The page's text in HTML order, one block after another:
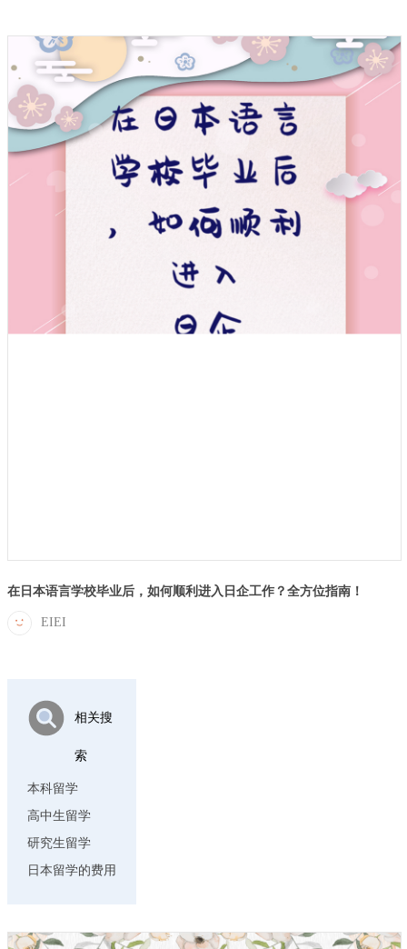
在日本语言学校毕业后，如何顺利进入日企工作？全方位指南！
EIEI
相关搜
索
本科留学
高中生留学
研究生留学
日本留学的费用